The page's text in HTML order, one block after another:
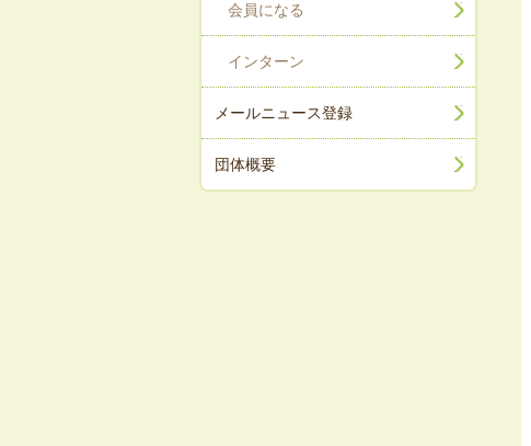
会員になる
インターン
メールニュース登録
団体概要